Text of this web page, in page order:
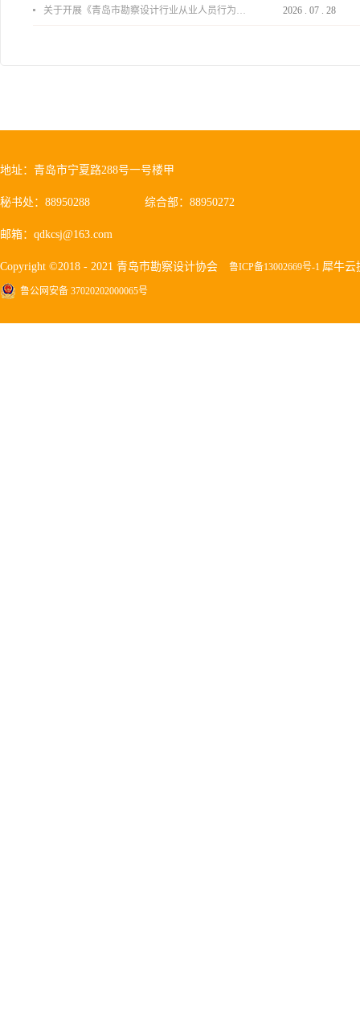
关于开展《青岛市勘察设计行业从业人员行为导则》、《青岛市住宅工程设计审查品质提升指引（2026版）》宣贯活动的通知 2026 . 07 . 28
地址：青岛市宁夏路288号一号楼甲
秘书处：88950288 综合部：88950272
邮箱：qdkcsj@163.com
Copyright ©2018 - 2021 青岛市勘察设计协会 鲁ICP备13002669号-1 犀牛云
鲁公网安备 37020202000065号